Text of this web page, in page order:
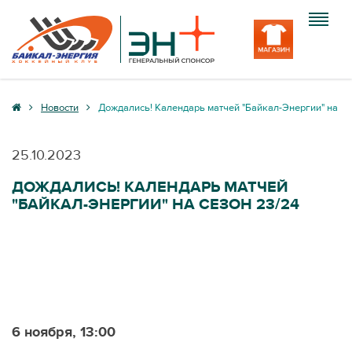
Клуб
Медиа
Новости Дождались! Календарь матчей "Байкал-Энергии" на
25.10.2023
ДОЖДАЛИСЬ! КАЛЕНДАРЬ МАТЧЕЙ
"БАЙКАЛ-ЭНЕРГИИ" НА СЕЗОН 23/24
6 ноября, 13:00